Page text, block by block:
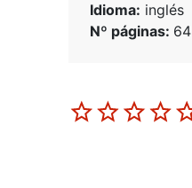
Idioma: inglés
Nº páginas: 64